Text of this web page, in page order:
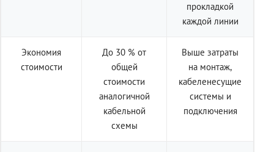
прокладкой
каждой линии
Экономия
стоимости
До 30 % от
общей
стоимости
аналогичной
кабельной
схемы
Выше затраты
на монтаж,
кабеленесущие
системы и
подключения